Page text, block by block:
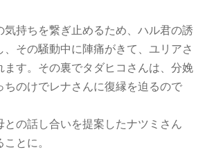
気持ちを繋ぎ止めるため、ハル君の誘
その騒動中に陣痛がきて、ユリアさ
ます。その裏でタダヒコさんは、分娩
ちのけでレナさんに復縁を迫るので
との話し合いを提案したナツミさん
とに。